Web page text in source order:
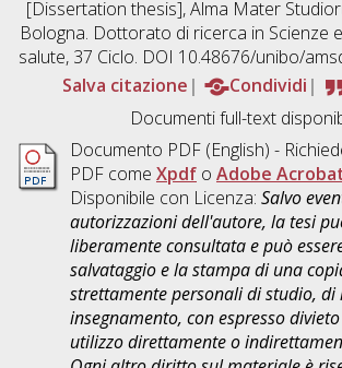
[Dissertation thesis], Alma Mater
Bologna. Dottorato di ricerca in Scienze
salute, 37 Ciclo. DOI 10.48676/unibo/
Salva citazione
Condividi
Documenti full-text
Documento PDF(English) -
PDF come Xpdfo Adobe
Disponibile con Licenza: Salvo
autorizzazioni dell'autore, la tesi
liberamente consultata e può
salvataggio e la stampa di una
strettamente personali di studio, di
insegnamento, con espresso
utilizzo direttamente o